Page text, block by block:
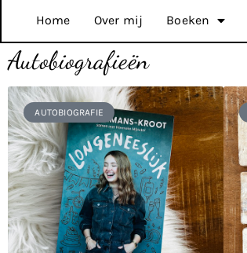
Home Over mij Boeken
Autobiografieën
AUTOBIOGRAFIE